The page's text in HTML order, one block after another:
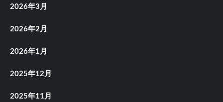
2026年3月
2026年2月
2026年1月
2025年12月
2025年11月